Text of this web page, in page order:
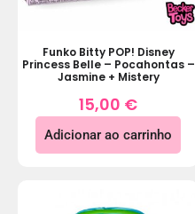
Funko Bitty POP! Disney
Princess Belle – Pocahontas –
Jasmine + Mistery
15,00 €
Adicionar ao carrinho